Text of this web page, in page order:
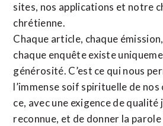
sites, nos applications et notre
chrétienne.
Chaque article, chaque
chaque enquête existe
générosité. C’est ce qui nous
l’immense soif spirituelle de
ce, avec une exigence de
reconnue, et de donner la parole